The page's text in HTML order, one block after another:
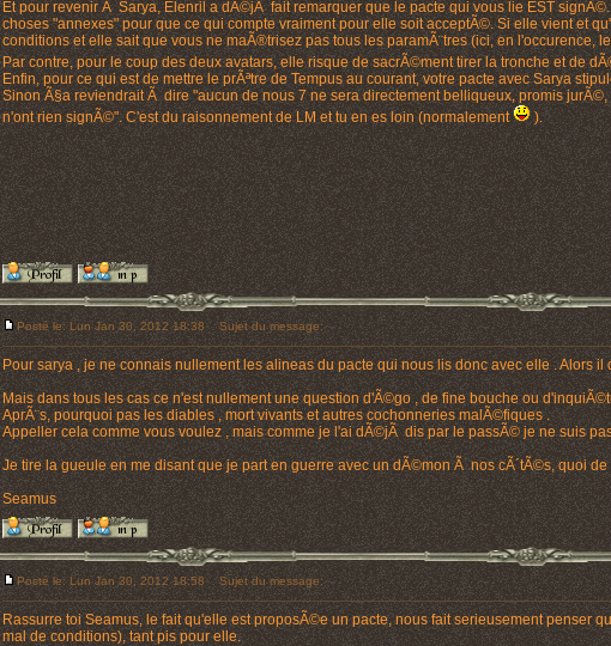
Et pour revenir Ã Sarya, Elenril a dÃ©jÃ fait remarquer que le pacte qui vous lie EST
choses "annexes" pour que ce qui compte vraiment pour elle soit acceptÃ©. Si elle vient et
conditions et elle sait que vous ne maÃ®trisez pas tous les paramÃ¨tres (ici, en l'occurence,
Par contre, pour le coup des deux avatars, elle risque de sacrÃ©ment tirer la tronche et de
Enfin, pour ce qui est de mettre le prÃªtre de Tempus au courant, votre pacte avec Sarya
Sinon Ã§a reviendrait Ã dire "aucun de nous 7 ne sera directement belliqueux, promis
n'ont rien signÃ©". C'est du raisonnement de LM et tu en es loin (normalement
).
Posté le: Lun Jan 30, 2012 18:38 Sujet du message:
Pour sarya , je ne connais nullement les alineas du pacte qui nous lis donc avec elle . Alors
Mais dans tous les cas ce n'est nullement une question d'Ã©go , de fine bouche ou
AprÃ¨s, pourquoi pas les diables , mort vivants et autres cochonneries malÃ©fiques .
Appeller cela comme vous voulez , mais comme je l'ai dÃ©jÃ dis par le passÃ© je ne suis
Je tire la gueule en me disant que je part en guerre avec un dÃ©mon Ã nos cÃ´tÃ©s, quoi de
Seamus
Posté le: Lun Jan 30, 2012 18:58 Sujet du message:
Rassurre toi Seamus, le fait qu'elle est proposÃ©e un pacte, nous fait serieusement penser
mal de conditions), tant pis pour elle.